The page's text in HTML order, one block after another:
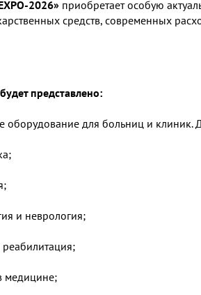
2026» приобретает особую
средств, современных
представлено:
оборудование для больниц и клиник.
и неврология;
медицине;